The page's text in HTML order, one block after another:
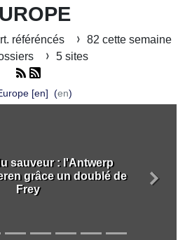
référéncés
82 cette semaine
5 sites
[en] (en)
sauveur : l'Antwerp
grâce un doublé de
Frey